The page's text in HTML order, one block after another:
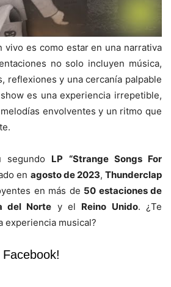
vivo es como estar en una narrativa
no solo incluyen música,
reflexiones y una cercanía palpable
es una experiencia irrepetible,
envolventes y un ritmo que
LP “Strange Songs For
en agosto de 2023,Thunderclap
en más de 50 estaciones de
del Norte y el Reino Unido. ¿Te
experiencia musical?